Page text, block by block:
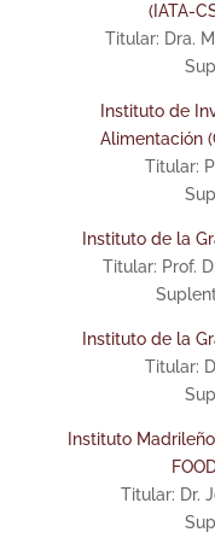
(IATA-
Titular: Dra.
Instituto de
Alimentación
Titular:
Instituto de la
Titular: Prof.
Instituto de la
Titular:
Instituto
Titular: Dr.